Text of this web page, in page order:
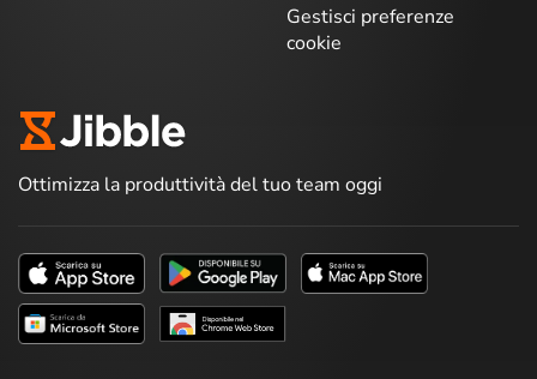
Gestisci preferenze
cookie
Ottimizza la produttività del tuo team oggi